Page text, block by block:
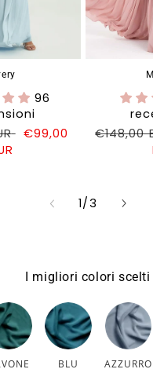
96
Prezzo
€99,00
Prezzo
€148,00
1/
su3
I migliori colori scelti
BLU
AZZURRO